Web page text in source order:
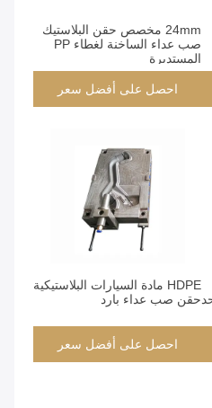
24mm مخصص حقن البلاستيك
صب عداء الساخنة لغطاء PP
المستديرة
احصل على أفضل سعر
HDPE مادة السيارات البلاستيكية
حقن صب عداء بارد
احصل على أفضل سعر